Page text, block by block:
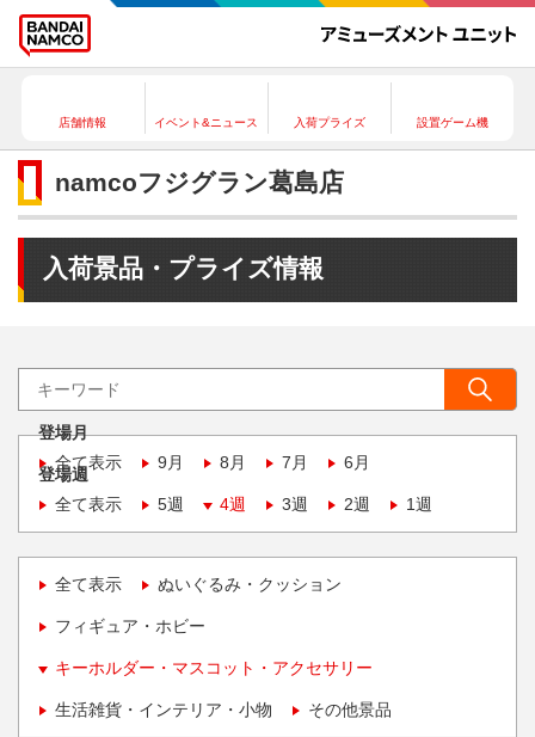
店舗情報 イベント&ニュース 入荷プライズ 設置ゲーム機
namcoフジグラン葛島店
入荷景品・プライズ情報
登場月
全て表示
9月 8月 7月 6月
登場週
全て表示
5週 4週 3週 2週 1週
全て表示 ぬいぐるみ・クッション
フィギュア・ホビー
キーホルダー・マスコット・アクセサリー
生活雑貨・インテリア・小物 その他景品